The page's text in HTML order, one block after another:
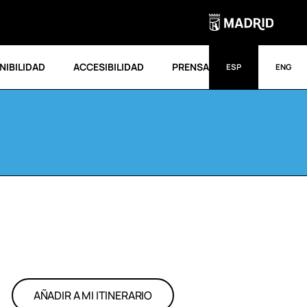
ACCESIBILIDAD PRENSA ESP ENG
AÑADIR A MI ITINERARIO